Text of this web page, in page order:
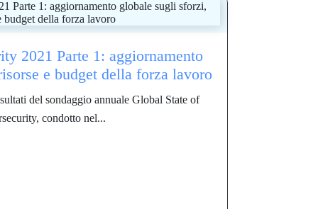
2021 Parte 1: aggiornamento
e budget della forza lavoro
del sondaggio annuale Global State of
condotto nel...